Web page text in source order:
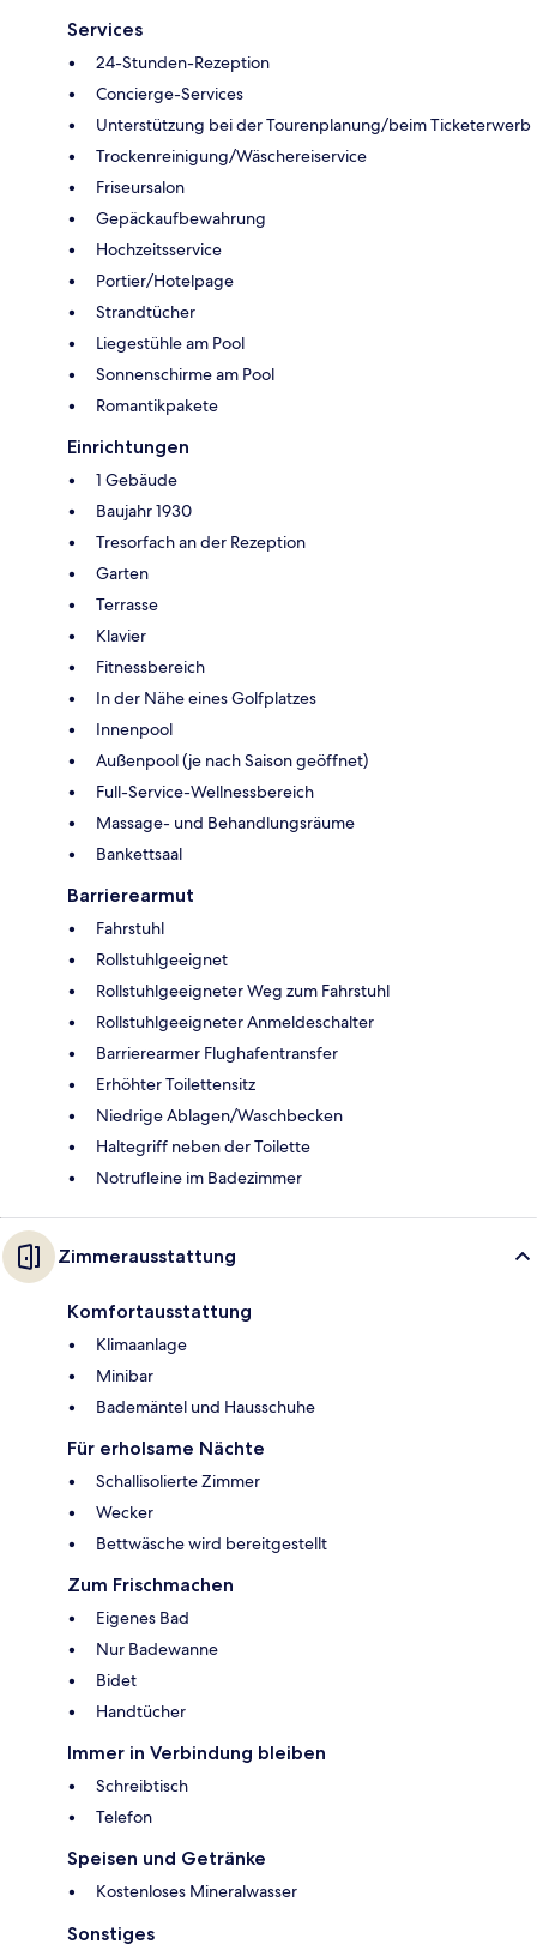
Services
24-Stunden-Rezeption
Concierge-Services
Unterstützung bei der Tourenplanung/beim Ticketerwerb
Trockenreinigung/Wäschereiservice
Friseursalon
Gepäckaufbewahrung
Hochzeitsservice
Portier/Hotelpage
Strandtücher
Liegestühle am Pool
Sonnenschirme am Pool
Romantikpakete
Einrichtungen
1 Gebäude
Baujahr 1930
Tresorfach an der Rezeption
Garten
Terrasse
Klavier
Fitnessbereich
In der Nähe eines Golfplatzes
Innenpool
Außenpool (je nach Saison geöffnet)
Full-Service-Wellnessbereich
Massage- und Behandlungsräume
Bankettsaal
Barrierearmut
Fahrstuhl
Rollstuhlgeeignet
Rollstuhlgeeigneter Weg zum Fahrstuhl
Rollstuhlgeeigneter Anmeldeschalter
Barrierearmer Flughafentransfer
Erhöhter Toilettensitz
Niedrige Ablagen/Waschbecken
Haltegriff neben der Toilette
Notrufleine im Badezimmer
Zimmerausstattung
Komfortausstattung
Klimaanlage
Minibar
Bademäntel und Hausschuhe
Für erholsame Nächte
Schallisolierte Zimmer
Wecker
Bettwäsche wird bereitgestellt
Zum Frischmachen
Eigenes Bad
Nur Badewanne
Bidet
Handtücher
Immer in Verbindung bleiben
Schreibtisch
Telefon
Speisen und Getränke
Kostenloses Mineralwasser
Sonstiges